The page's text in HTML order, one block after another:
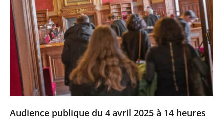
Audience publique du 4 avril 2025 à 14 heures